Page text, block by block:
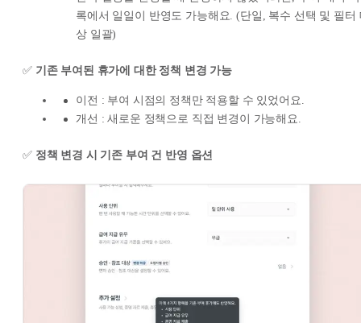
록에서 일일이 반영도 가능해요. (단일, 복수 선택 및 필터
상 일괄)
✅ 기존 부여된 휴가에 대한 정책 변경 가능
이전 : 부여 시점의 정책만 적용할 수 있었어요.
개선 : 새로운 정책으로 직접 변경이 가능해요.
✅ 정책 변경 시 기존 부여 건 반영 옵션